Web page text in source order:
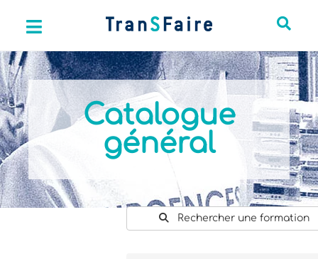
Catalogue
général
Rechercher une formation